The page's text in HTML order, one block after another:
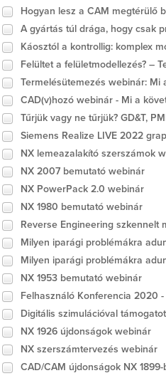
Hogyan lesz a CAM megtérülő
A gyártás túl drága, hogy csak
Káosztól a kontrollig: komplex
Felültet a felületmodellezés? –
Termelésütemezés webinár: Mi
CAD(v)hozó webinár - Mi a
Tűrjük vagy ne tűrjük? GD&T,
Siemens Realize LIVE 2022
NX lemeazalakító szerszámok
NX 2007 bemutató webinár
NX PowerPack 2.0 webinár
NX 1980 bemutató webinár
Reverse Engineering szkennelt
Milyen iparági problémákra
Milyen iparági problémákra
NX 1953 bemutató webinár
Felhasználó Konferencia 2020
Digitális szimulációval
NX 1926 újdonságok webinár
NX szerszámtervezés webinár
CAD/CAM újdonságok NX